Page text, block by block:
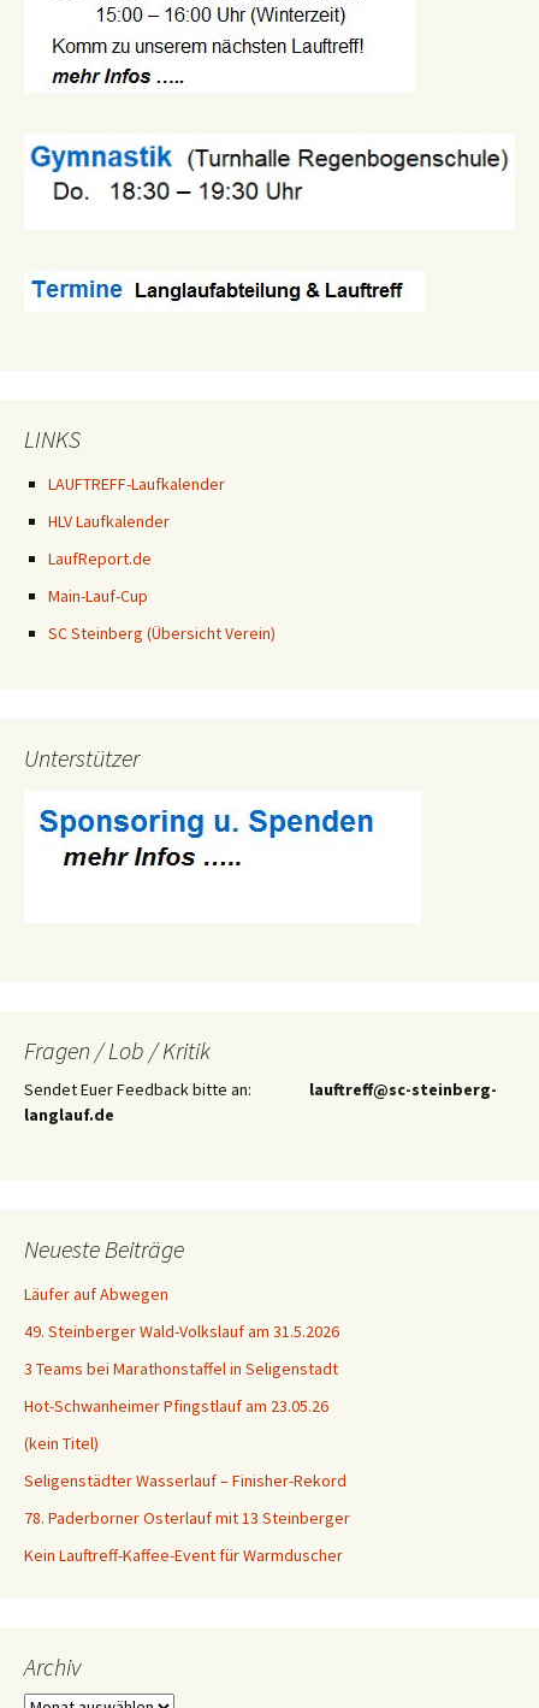
LINKS
LAUFTREFF-Laufkalender
HLV Laufkalender
LaufReport.de
Main-Lauf-Cup
SC Steinberg (Übersicht Verein)
Unterstützer
Fragen / Lob / Kritik
Sendet Euer Feedback bitte an: lauftreff@sc-steinberg-
langlauf.de
Neueste Beiträge
Läufer auf Abwegen
49. Steinberger Wald-Volkslauf am 31.5.2026
3 Teams bei Marathonstaffel in Seligenstadt
Hot-Schwanheimer Pfingstlauf am 23.05.26
(kein Titel)
Seligenstädter Wasserlauf – Finisher-Rekord
78. Paderborner Osterlauf mit 13 Steinberger
Kein Lauftreff-Kaffee-Event für Warmduscher
Archiv